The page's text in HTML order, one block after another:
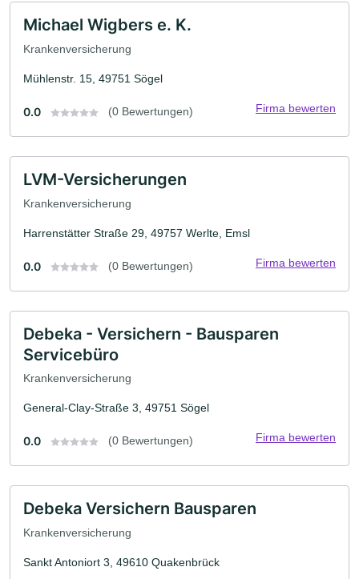
Michael Wigbers e. K.
Krankenversicherung
Mühlenstr. 15, 49751 Sögel
0.0 (0 Bewertungen) Firma bewerten
LVM-Versicherungen
Krankenversicherung
Harrenstätter Straße 29, 49757 Werlte, Emsl
0.0 (0 Bewertungen) Firma bewerten
Debeka - Versichern - Bausparen
Servicebüro
Krankenversicherung
General-Clay-Straße 3, 49751 Sögel
0.0 (0 Bewertungen) Firma bewerten
Debeka Versichern Bausparen
Krankenversicherung
Sankt Antoniort 3, 49610 Quakenbrück